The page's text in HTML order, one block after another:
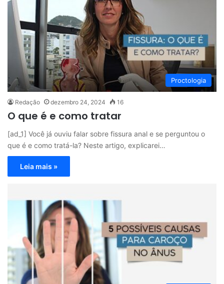
Proctologia
Redação dezembro 24, 2024 16
O que é e como tratar
[ad_1] Você já ouviu falar sobre fissura anal e se perguntou o
que é e como tratá-la? Neste artigo, explicarei…
Leia mais »